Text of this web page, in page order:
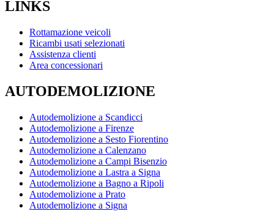
LINKS
Rottamazione veicoli
Ricambi usati selezionati
Assistenza clienti
Area concessionari
AUTODEMOLIZIONE
Autodemolizione a Scandicci
Autodemolizione a Firenze
Autodemolizione a Sesto Fiorentino
Autodemolizione a Calenzano
Autodemolizione a Campi Bisenzio
Autodemolizione a Lastra a Signa
Autodemolizione a Bagno a Ripoli
Autodemolizione a Prato
Autodemolizione a Signa